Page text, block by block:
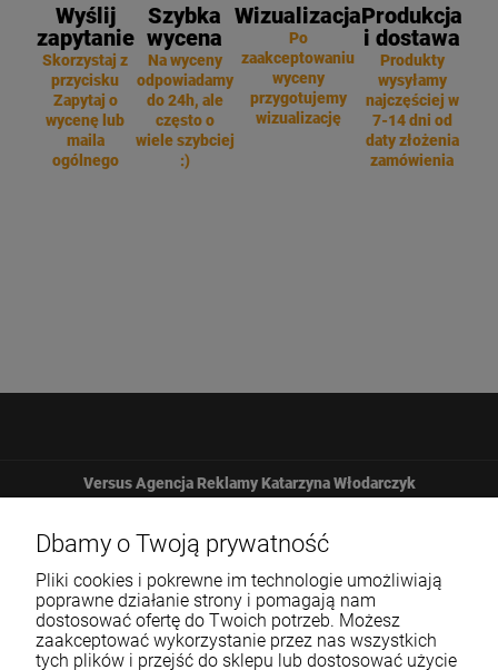
Wyślij
zapytanie
Skorzystaj z
przycisku
Zapytaj o
wycenę lub
maila
ogólnego
Szybka
wycena
Na wyceny
odpowiadamy
do 24h, ale
często o
wiele szybciej
:)
Wizualizacja
Po
zaakceptowaniu
wyceny
przygotujemy
wizualizację
Produkcja
i dostawa
Produkty
wysyłamy
najczęściej w
7-14 dni od
daty złożenia
zamówienia
Versus Agencja Reklamy Katarzyna Włodarczyk
Żbicka 161
32-065 Krzeszowice
12 307 25 82
Dbamy o Twoją prywatność
Pliki cookies i pokrewne im technologie umożliwiają
poprawne działanie strony i pomagają nam
dostosować ofertę do Twoich potrzeb. Możesz
zaakceptować wykorzystanie przez nas wszystkich
tych plików i przejść do sklepu lub dostosować użycie